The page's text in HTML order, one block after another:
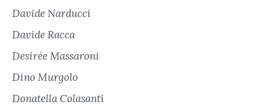
Davide Narducci
Davide Racca
Desirée Massaroni
Dino Murgolo
Donatella Colasanti